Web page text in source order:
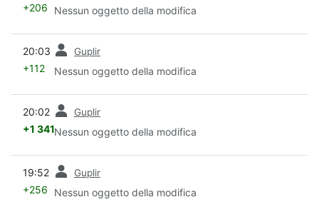
+206 Nessun oggetto della modifica
20:03 Guplir
+112 Nessun oggetto della modifica
20:02 Guplir
+1 341Nessun oggetto della modifica
19:52 Guplir
+256 Nessun oggetto della modifica